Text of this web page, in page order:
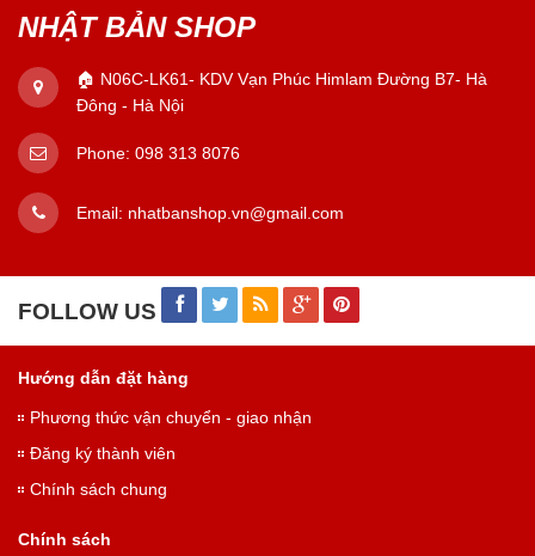
NHẬT BẢN SHOP
🏠 N06C-LK61- KDV Vạn Phúc Himlam Đường B7- Hà
Đông - Hà Nội
Phone: 098 313 8076
Email: nhatbanshop.vn@gmail.com
FOLLOW US
Hướng dẫn đặt hàng
Phương thức vận chuyển - giao nhận
Đăng ký thành viên
Chính sách chung
Chính sách